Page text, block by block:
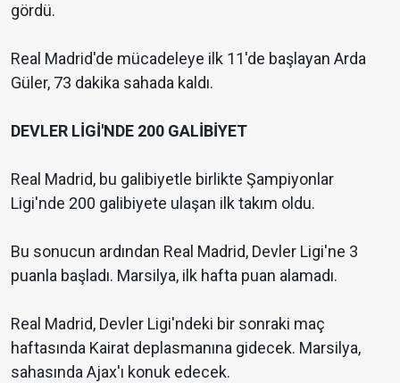
gördü.
Real Madrid'de mücadeleye ilk 11'de başlayan Arda
Güler, 73 dakika sahada kaldı.
DEVLER LİGİ'NDE 200 GALİBİYET
Real Madrid, bu galibiyetle birlikte Şampiyonlar
Ligi'nde 200 galibiyete ulaşan ilk takım oldu.
Bu sonucun ardından Real Madrid, Devler Ligi'ne 3
puanla başladı. Marsilya, ilk hafta puan alamadı.
Real Madrid, Devler Ligi'ndeki bir sonraki maç
haftasında Kairat deplasmanına gidecek. Marsilya,
sahasında Ajax'ı konuk edecek.